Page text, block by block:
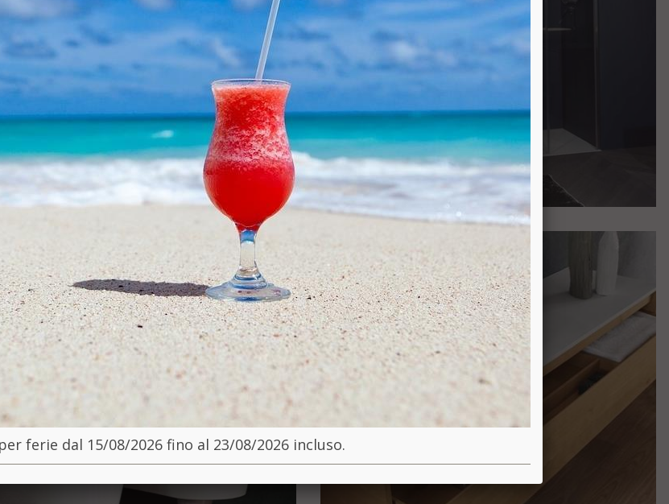
ferie dal 15/08/2026 fino al 23/08/2026 incluso.